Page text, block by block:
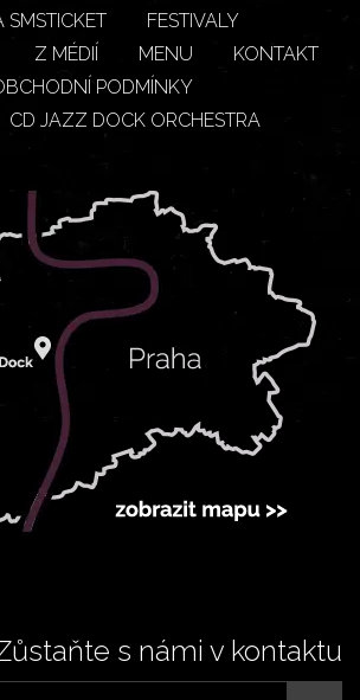
SMSTICKET
FESTIVALY
Z MÉDIÍ MENU
KONTAKT
PODMÍNKY
CD JAZZ DOCK ORCHESTRA
s námi v kontaktu